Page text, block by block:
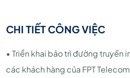
CHI TIẾT CÔNG VIỆC
• Triển khai bảo trì đường truyền
các khách hàng của FPT